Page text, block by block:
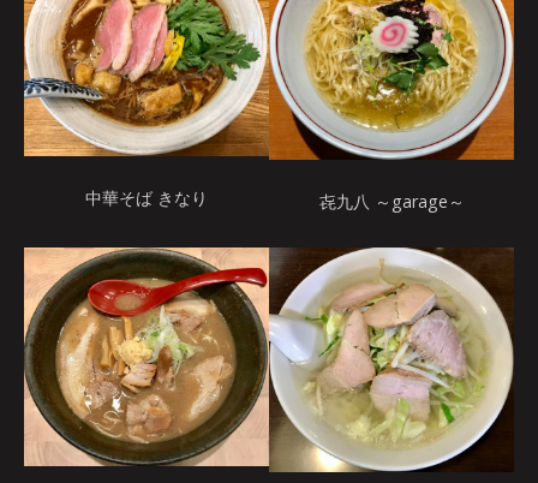
中華そば きなり 㐂九八 ～garage～